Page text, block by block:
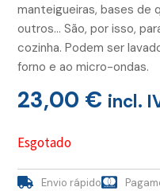
manteigueiras, bases de
outros… São, por isso,
cozinha. Podem ser
forno e ao micro-ondas.
23,00 € incl.
Esgotado
Envio rápido